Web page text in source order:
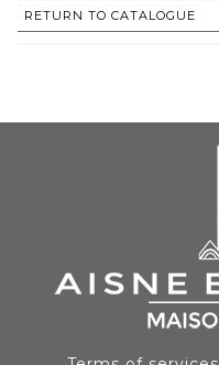
RETURN TO CATALOGUE